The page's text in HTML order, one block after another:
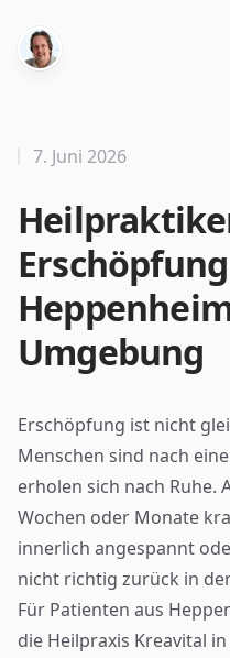
Umgebung
7. Juni 2026
Erschöpfung ist nicht
Menschen sind nach
erholen sich nach Ruhe.
Wochen oder Monate
innerlich angespannt
nicht richtig zurück in
Für Patienten aus
die Heilpraxis Kreavital